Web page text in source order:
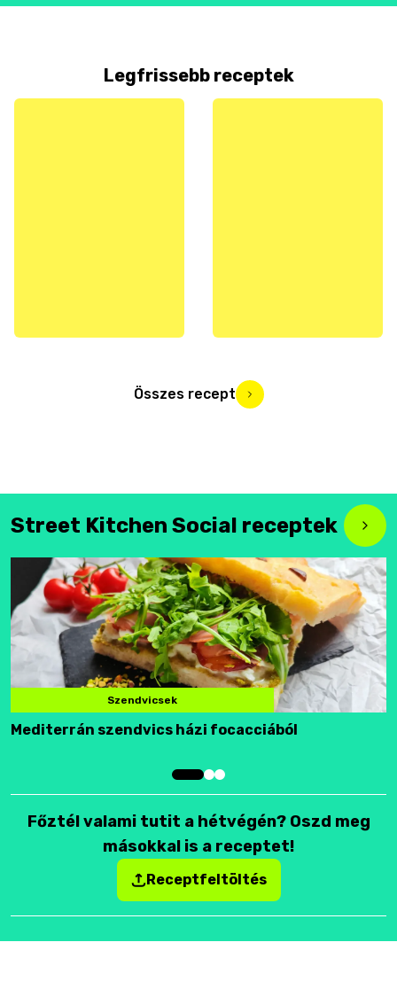
Legfrissebb receptek
Összes recept
Street Kitchen Social receptek
Szendvicsek
Mediterrán szendvics házi focacciából
Főztél valami tutit a hétvégén? Oszd meg
másokkal is a receptet!
Receptfeltöltés